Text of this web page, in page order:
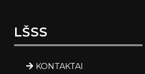
LŠSS
KONTAKTAI